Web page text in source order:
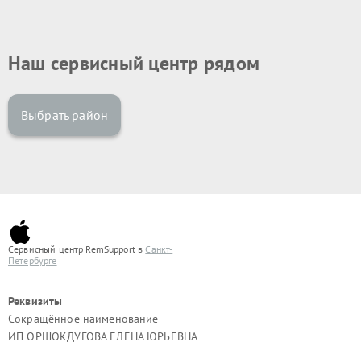
Наш сервисный центр рядом
Выбрать район
Сервисный центр RemSupport вСанкт-
Петербурге
Реквизиты
Сокращённое наименование
ИП ОРШОКДУГОВА ЕЛЕНА ЮРЬЕВНА